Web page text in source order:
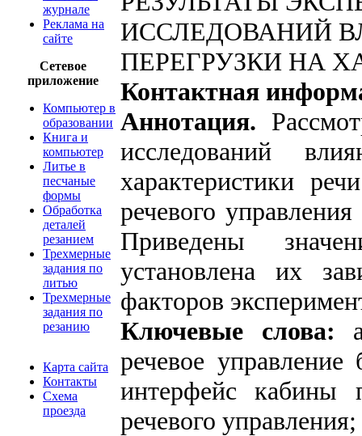
журнале
Реклама на
сайте
Сетевое
приложение
Компьютер в
образовании
Книга и
компьютер
Литье в
песчаные
формы
Обработка
деталей
резанием
Трехмерные
задания по
литью
Трехмерные
задания по
резанию
Карта сайта
Контакты
Схема
проезда
ИССЛЕДОВАНИЙ
ПЕРЕГРУЗКИ НА
Контактная
Аннотация.
исследований
характеристики
речевого
Приведены
установлена их
факторов
Ключевые слова:
речевое
интерфейс кабины
речевого